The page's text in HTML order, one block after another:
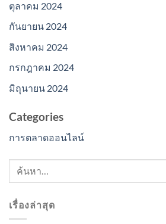
ตุลาคม 2024
กันยายน 2024
สิงหาคม 2024
กรกฎาคม 2024
มิถุนายน 2024
Categories
การตลาดออนไลน์
เรื่องล่าสุด